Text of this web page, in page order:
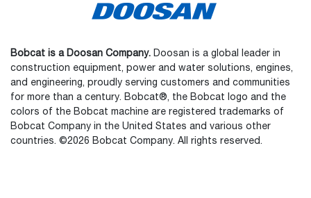
Bobcat is a Doosan Company. Doosan is a global leader in
construction equipment, power and water solutions, engines,
and engineering, proudly serving customers and communities
for more than a century. Bobcat®, the Bobcat logo and the
colors of the Bobcat machine are registered trademarks of
Bobcat Company in the United States and various other
countries. ©2026 Bobcat Company. All rights reserved.